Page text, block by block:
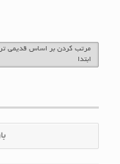
مرتب کردن بر اساس قدیمی ترین